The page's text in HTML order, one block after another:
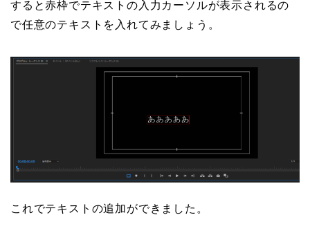
すると赤枠でテキストの入力カーソルが表示されるの
で任意のテキストを入れてみましょう。
これでテキストの追加ができました。